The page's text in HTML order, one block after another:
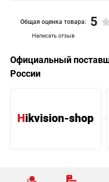
Написать отзыв
Общая оценка товара: 5
Официальный
России